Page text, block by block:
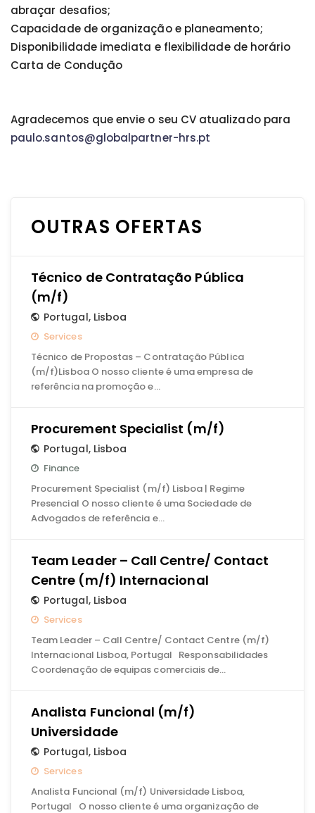
abraçar desafios;
Capacidade de organização e planeamento;
Disponibilidade imediata e flexibilidade de horário
Carta de Condução
Agradecemos que envie o seu CV atualizado para
paulo.santos@globalpartner-hrs.pt
OUTRAS OFERTAS
Técnico de Contratação Pública
(m/f)
Portugal, Lisboa
Services
Técnico de Propostas – Contratação Pública
(m/f)Lisboa O nosso cliente é uma empresa de
referência na promoção e…
Procurement Specialist (m/f)
Portugal, Lisboa
Finance
Procurement Specialist (m/f) Lisboa | Regime
Presencial O nosso cliente é uma Sociedade de
Advogados de referência e…
Team Leader – Call Centre/ Contact
Centre (m/f) Internacional
Portugal, Lisboa
Services
Team Leader – Call Centre/ Contact Centre (m/f)
Internacional Lisboa, Portugal Responsabilidades
Coordenação de equipas comerciais de…
Analista Funcional (m/f)
Universidade
Portugal, Lisboa
Services
Analista Funcional (m/f) Universidade Lisboa,
Portugal O nosso cliente é uma organização de